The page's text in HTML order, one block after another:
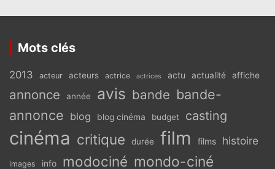
Mots clés
2013 acteur acteurs actrice actrices actu actualité affiche
annonce année avis bande bande-
annonce blog blog cinéma budget casting
cinéma critique durée film films histoire
images info modociné mondo-ciné